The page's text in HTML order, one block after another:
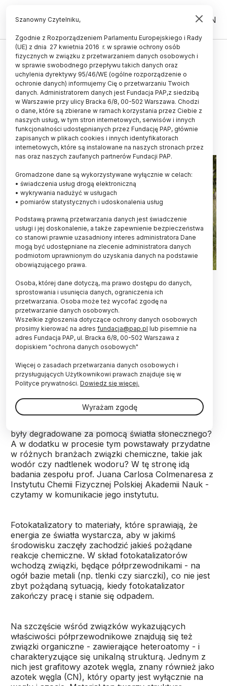
PL EN
MATERIA I ENERGIA
Kiedy defekt jest lepszy niż
perfekcja - pora na niedoskonałe
katalizatory
24.06.2025
aktualizacja: 24.06.2025
3 minuty czytania
w wielu gałęziach przemysłu i usuwanie zanieczyszczeń z
wody. A wszystko dzięki fotokatalizarowi wytworzonemu przez
naukowców z IChF Pan. Fot: Grzegorz Krzyżewski
Badacze z IChF PAN pokazali, jak wytwarzać
pewien fotokatalizator - azotek węgla - o
strukturze pełnej niedoskonałości, tzw. defektów.
Okazuje się, że spisuje się on lepiej w tworzeniu
reakcji chemicznych napędzanych energią
słoneczną niż jego pozbawiony defektów
odpowiednik.
A gdyby tak szkodliwe zanieczyszczenia w
były degradowane za pomocą światła słonecznego?
A w dodatku w procesie tym powstawały przydatne
w różnych branżach związki chemiczne, takie jak
wodór czy nadtlenek wodoru? W tę stronę idą
badania zespołu prof. Juana Carlosa Colmenaresa z
Instytutu Chemii Fizycznej Polskiej Akademii Nauk -
czytamy w komunikacie jego instytutu.
Fotokatalizatory to materiały, które sprawiają, że
energia ze światła wystarcza, aby w jakimś
środowisku zaczęły zachodzić jakieś pożądane
reakcje chemiczne. W skład fotokatalizatorów
wchodzą związki, będące półprzewodnikami - na
ogół bazie metali (np. tlenki czy siarczki), co nie jest
zbyt pożądaną sytuacją, kiedy fotokatalizator
zakończy pracę i stanie się odpadem.
Na szczęście wśród związków wykazujących
właściwości półprzewodnikowe znajdują się też
związki organiczne - zawierające heteroatomy - i
charakteryzujące się unikalną strukturą. Jednym z
nich jest grafitowy azotek węgla, znany również jako
azotek węgla (CN), który oparty jest wyłącznie na
Szanowny Czytelniku,
Zgodnie z Rozporządzeniem Parlamentu Europejskiego i Rady
(UE) z dnia 27 kwietnia 2016 r. w sprawie ochrony osób
fizycznych w związku z przetwarzaniem danych osobowych i
w sprawie swobodnego przepływu takich danych oraz
uchylenia dyrektywy 95/46/WE (ogólne rozporządzenie o
ochronie danych) informujemy Cię o przetwarzaniu Twoich
danych. Administratorem danych jest Fundacja PAP,z siedzibą
w Warszawie przy ulicy Bracka 6/8, 00-502 Warszawa. Chodzi
o dane, które są zbierane w ramach korzystania przez Ciebie z
naszych usług, w tym stron internetowych, serwisów i innych
funkcjonalności udostępnianych przez Fundację PAP, głównie
zapisanych w plikach cookies i innych identyfikatorach
internetowych, które są instalowane na naszych stronach przez
nas oraz naszych zaufanych partnerów Fundacji PAP.
Gromadzone dane są wykorzystywane wyłącznie w celach:
• świadczenia usług drogą elektroniczną
• wykrywania nadużyć w usługach
• pomiarów statystycznych i udoskonalenia usług
Podstawą prawną przetwarzania danych jest świadczenie
usługi i jej doskonalenie, a także zapewnienie bezpieczeństwa
co stanowi prawnie uzasadniony interes administratora Dane
mogą być udostępniane na zlecenie administratora danych
podmiotom uprawnionym do uzyskania danych na podstawie
obowiązującego prawa.
Osoba, której dane dotyczą, ma prawo dostępu do danych,
sprostowania i usunięcia danych, ograniczenia ich
przetwarzania. Osoba może też wycofać zgodę na
przetwarzanie danych osobowych.
Wszelkie zgłoszenia dotyczące ochrony danych osobowych
prosimy kierować na adres fundacja@pap.pl lub pisemnie na
adres Fundacja PAP, ul. Bracka 6/8, 00-502 Warszawa z
dopiskiem "ochrona danych osobowych"
Więcej o zasadach przetwarzania danych osobowych i
przysługujących Użytkownikowi prawach znajduje się w
Polityce prywatności. Dowiedz się więcej.
Wyrażam zgodę